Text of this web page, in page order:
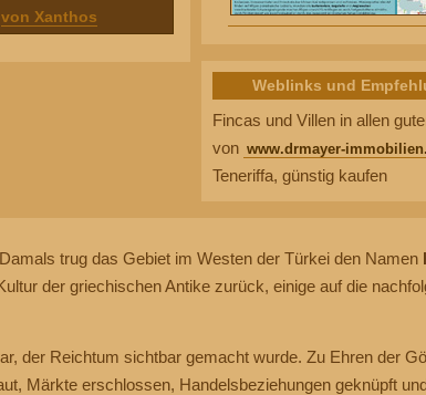
von Xanthos
Weblinks und
Fincas und Villen in allen
von www.drmayer-
Teneriffa, günstig kaufen
trug das Gebiet im Westen der Türkei den Namen
der griechischen Antike zurück, einige auf die
der Reichtum sichtbar gemacht wurde. Zu Ehren der
Märkte erschlossen, Handelsbeziehungen geknüpft